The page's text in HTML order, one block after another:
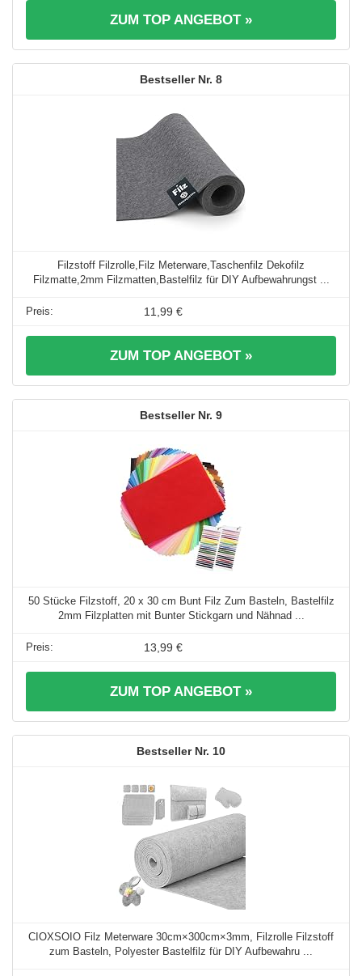
ZUM TOP ANGEBOT »
8
Filzstoff Filzrolle,Filz Meterware,Taschenfilz Dekofilz
Filzmatte,2mm Filzmatten,Bastelfilz für DIY Aufbewahrungst ...
11,99 €
ZUM TOP ANGEBOT »
9
50 Stücke Filzstoff, 20 x 30 cm Bunt Filz Zum Basteln, Bastelfilz
2mm Filzplatten mit Bunter Stickgarn und Nähnad ...
13,99 €
ZUM TOP ANGEBOT »
10
CIOXSOIO Filz Meterware 30cm×300cm×3mm, Filzrolle Filzstoff
zum Basteln, Polyester Bastelfilz für DIY Aufbewahru ...